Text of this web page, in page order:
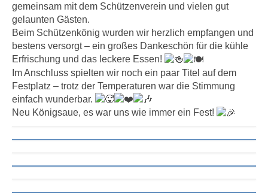
gemeinsam mit dem Schützenverein und vielen gut
gelaunten Gästen.
Beim Schützenkönig wurden wir herzlich empfangen und
bestens versorgt – ein großes Dankeschön für die kühle
Erfrischung und das leckere Essen!
Im Anschluss spielten wir noch ein paar Titel auf dem
Festplatz – trotz der Temperaturen war die Stimmung
einfach wunderbar.
Neu Königsaue, es war uns wie immer ein Fest!